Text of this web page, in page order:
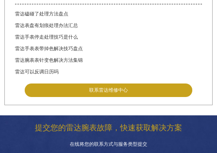
雷达磕碰了处理方法盘点
雷达表盘有划痕处理办法汇总
雷达手表停走处理技巧是什么
雷达手表表带掉色解决技巧盘点
雷达腕表表针变色解决方法集锦
雷达可以反调日历吗
联系雷达维修中心
提交您的雷达腕表故障，快速获取解决方案
在线将您的联系方式与服务类型提交